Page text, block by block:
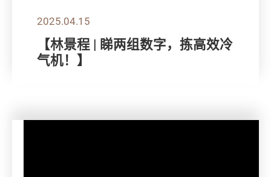
2025.04.15
【林景程 | 睇两组数字，拣高效冷
气机！】